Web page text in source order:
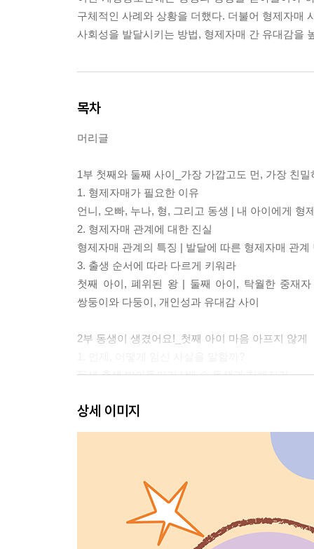
구체적인 사례와 상황을 더했다. 더불어 형제자매
사회성을 발달시키는 방법, 형제자매 간 유대감을
목차
머리글
1부 첫째와 둘째 사이_가장 가깝고도 먼, 가장 친
1. 형제자매가 필요한 이유
언니, 오빠, 누나, 형, 그리고 동생 | 내 아이에게 형
2. 형제자매 관계에 대한 진실
형제자매 관계의 특징 | 발달에 따른 형제자매 관
3. 출생 순서에 따라 다르게 키워라
첫째 아이, 폐위된 왕 | 둘째 아이, 탁월한 중재
쌍둥이와 다둥이, 개인성과 유대감 사이
2부 동생이 생겼어요!_첫째 아이 마음 아프지 않게
동생 출생 받아들이기 | 배 속 동생과 친해지기
가사와 양육의 분담 | 보조 양육자와 유대감 쌓기
준비
빠르게 동생과 만나기 | 아기보다 첫째에게 집중
4. 동생과의 첫 생활
첫째와 즐거운 시간 보내기 | 아기 보는 일에 참
느끼게 해주기 | 변화를 최대한 줄이기 | 아이의
5. 첫째 아이의 불안 잠재우기
상세 이미지